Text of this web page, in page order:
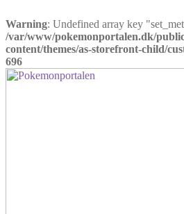
Warning: Undefined array key
/var/www/pokemonportalen.dk/
content/themes/as-storefront-child/
696